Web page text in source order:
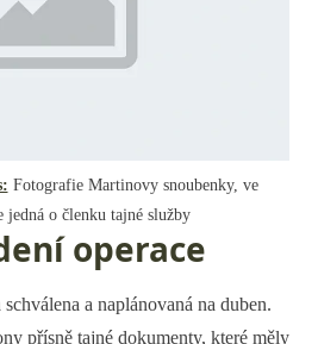
Fotografie Martinovy snoubenky, ve
jedná o členku tajné služby
operace
a naplánovaná na duben.
přísně tajné dokumenty, které měly